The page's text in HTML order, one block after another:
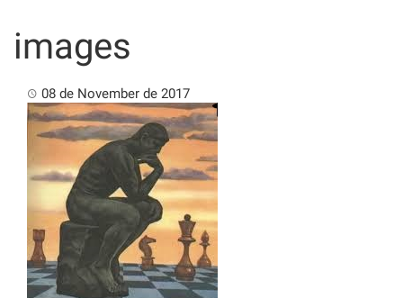
content
images
08 de November de 2017